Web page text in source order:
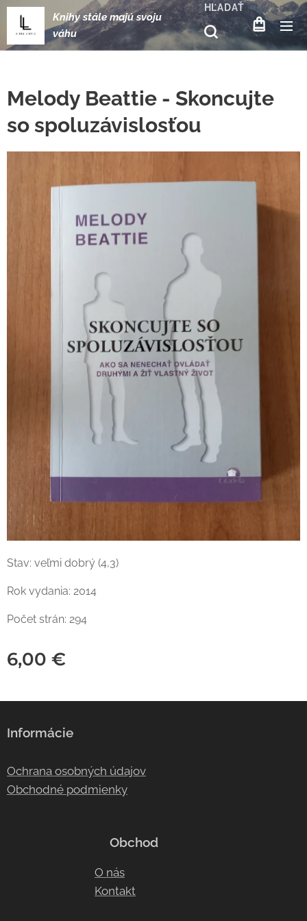
Knihy stále majú svoju
váhu
HĽADAŤ
Melody Beattie - Skoncujte
so spoluzávislosťou
Stav: veľmi dobrý (4,3)
Rok vydania: 2014
Počet strán: 294
6,00 €
Informácie
Ochrana osobných údajov
Obchodné podmienky
Obchod
O nás
Kontakt